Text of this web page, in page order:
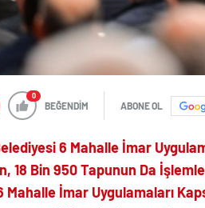
0
BEĞENDİM ABONE OL
6 Mahalle İmar
18 Bin 950 Tapunun Da
Mahalle İmar Uygulamaları